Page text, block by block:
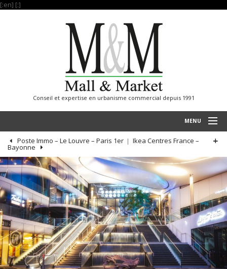
[:en] [:]
Conseil et expertise en urbanisme commercial depuis 1991
MENU
ACCUEIL
RÉALISATIONS
SAVOIR FAIRE
NOS REFERENCES
INTERNATIONAL
NOS ACTUALITÉS
CONTACT
Poste Immo – Le Louvre – Paris 1er Ikea Centres France –
Bayonne